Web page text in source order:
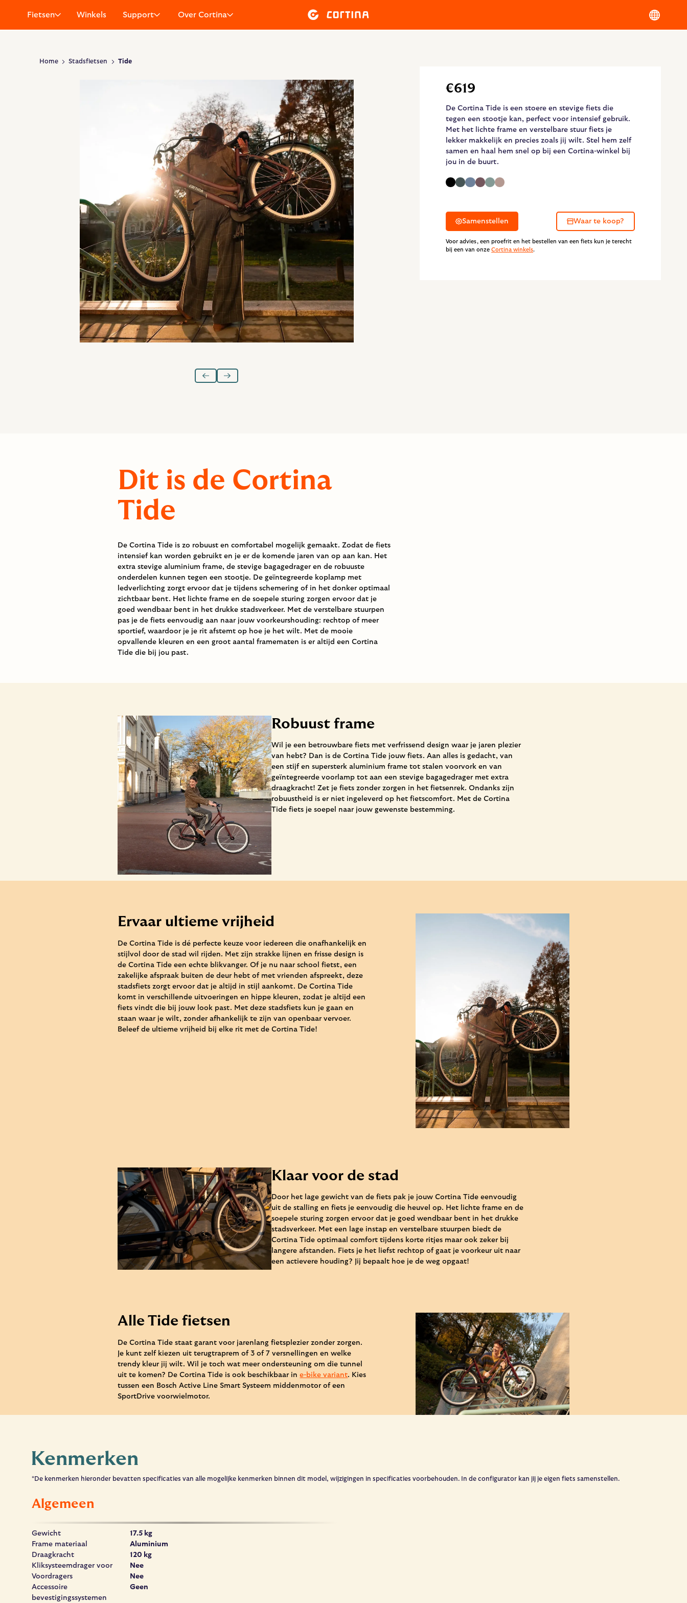
Fietsen Winkels Support Over Cortina
Home Stadsfietsen Tide
€619
De Cortina Tide is een stoere en stevige fiets die
tegen een stootje kan, perfect voor intensief gebruik.
Met het lichte frame en verstelbare stuur fiets je
lekker makkelijk en precies zoals jij wilt. Stel hem zelf
samen en haal hem snel op bij een Cortina-winkel bij
jou in de buurt.
Waar te koop?
Samenstellen
Voor advies, een proefrit en het bestellen van een fiets kun je terecht
bij een van onzeCortina winkels.
Dit is de Cortina
Tide
De Cortina Tide is zo robuust en comfortabel mogelijk gemaakt. Zodat de fiets
intensief kan worden gebruikt en je er de komende jaren van op aan kan. Het
extra stevige aluminium frame, de stevige bagagedrager en de robuuste
onderdelen kunnen tegen een stootje. De geïntegreerde koplamp met
ledverlichting zorgt ervoor dat je tijdens schemering of in het donker optimaal
zichtbaar bent. Het lichte frame en de soepele sturing zorgen ervoor dat je
goed wendbaar bent in het drukke stadsverkeer. Met de verstelbare stuurpen
pas je de fiets eenvoudig aan naar jouw voorkeurshouding: rechtop of meer
sportief, waardoor je je rit afstemt op hoe je het wilt. Met de mooie
opvallende kleuren en een groot aantal framematen is er altijd een Cortina
Tide die bij jou past.
Robuust frame
Wil je een betrouwbare fiets met verfrissend design waar je jaren plezier
van hebt? Dan is de Cortina Tide jouw fiets. Aan alles is gedacht, van
een stijf en supersterk aluminium frame tot stalen voorvork en van
geïntegreerde voorlamp tot aan een stevige bagagedrager met extra
draagkracht! Zet je fiets zonder zorgen in het fietsenrek. Ondanks zijn
robuustheid is er niet ingeleverd op het fietscomfort. Met de Cortina
Tide fiets je soepel naar jouw gewenste bestemming.
Ervaar ultieme vrijheid
De Cortina Tide is dé perfecte keuze voor iedereen die onafhankelijk en
stijlvol door de stad wil rijden. Met zijn strakke lijnen en frisse design is
de Cortina Tide een echte blikvanger. Of je nu naar school fietst, een
zakelijke afspraak buiten de deur hebt of met vrienden afspreekt, deze
stadsfiets zorgt ervoor dat je altijd in stijl aankomt. De Cortina Tide
komt in verschillende uitvoeringen en hippe kleuren, zodat je altijd een
fiets vindt die bij jouw look past. Met deze stadsfiets kun je gaan en
staan waar je wilt, zonder afhankelijk te zijn van openbaar vervoer.
Beleef de ultieme vrijheid bij elke rit met de Cortina Tide!
Klaar voor de stad
Door het lage gewicht van de fiets pak je jouw Cortina Tide eenvoudig
uit de stalling en fiets je eenvoudig die heuvel op. Het lichte frame en de
soepele sturing zorgen ervoor dat je goed wendbaar bent in het drukke
stadsverkeer. Met een lage instap en verstelbare stuurpen biedt de
Cortina Tide optimaal comfort tijdens korte ritjes maar ook zeker bij
langere afstanden. Fiets je het liefst rechtop of gaat je voorkeur uit naar
een actievere houding? Jij bepaalt hoe je de weg opgaat!
Alle Tide fietsen
De Cortina Tide staat garant voor jarenlang fietsplezier zonder zorgen.
Je kunt zelf kiezen uit terugtraprem of 3 of 7 versnellingen en welke
trendy kleur jij wilt. Wil je toch wat meer ondersteuning om die tunnel
uit te komen? De Cortina Tide is ook beschikbaar ine-bike variant. Kies
tussen een Bosch Active Line Smart Systeem middenmotor of een
SportDrive voorwielmotor.
Kenmerken
*De kenmerken hieronder bevatten specificaties van alle mogelijke kenmerken binnen dit model, wijzigingen in specificaties voorbehouden. In de configurator kan jij je eigen fiets samenstellen.
Algemeen
Gewicht 17.5kg
Frame materiaal
Aluminium
Draagkracht
120 kg
Kliksysteemdrager voor
Nee
Voordragers
Nee
Accessoire
bevestigingssystemen
Geen